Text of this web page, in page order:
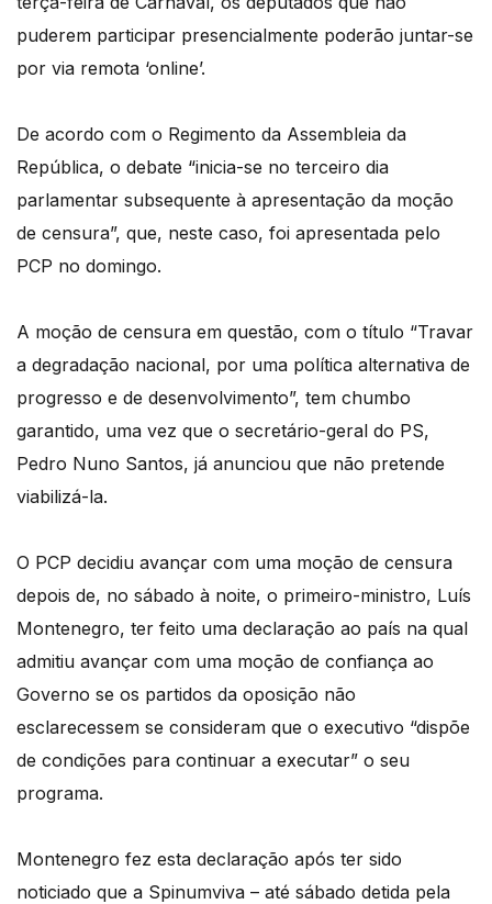
puderem participar presencialmente poderão juntar-se
por via remota ‘online’.
De acordo com o Regimento da Assembleia da
República, o debate “inicia-se no terceiro dia
parlamentar subsequente à apresentação da moção
de censura”, que, neste caso, foi apresentada pelo
PCP no domingo.
A moção de censura em questão, com o título “Travar
a degradação nacional, por uma política alternativa de
progresso e de desenvolvimento”, tem chumbo
garantido, uma vez que o secretário-geral do PS,
Pedro Nuno Santos, já anunciou que não pretende
viabilizá-la.
O PCP decidiu avançar com uma moção de censura
depois de, no sábado à noite, o primeiro-ministro, Luís
Montenegro, ter feito uma declaração ao país na qual
admitiu avançar com uma moção de confiança ao
Governo se os partidos da oposição não
esclarecessem se consideram que o executivo “dispõe
de condições para continuar a executar” o seu
programa.
Montenegro fez esta declaração após ter sido
noticiado que a Spinumviva – até sábado detida pela